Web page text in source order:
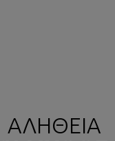
ΑΛΗΘΕΙΑ